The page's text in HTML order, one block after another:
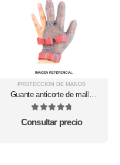
PROTECCIÓN DE MANOS
Guante anticorte de malla
metálica 3 dedos
4.83 out of 5
Consultar precio